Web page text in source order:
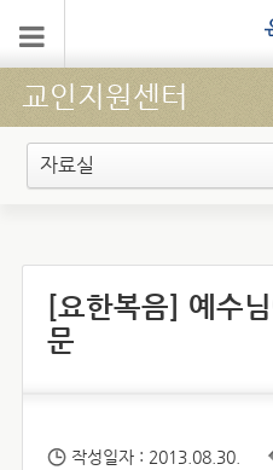
교인지원센터
자료실
[요한복음] 예수
문
작성일자 : 2013.08.30.